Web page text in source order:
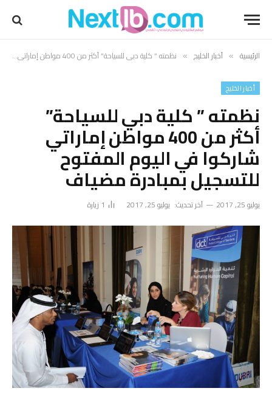
الرئيسية » أخبار الخليج » نظمته ” كلية دبي للسياحة” أكثر من 400 مواطن إماراتي شاركوا في اليوم المفتوح للتسجيل بمبادرة مضياف
أخبار الخليج
نظمته ” كلية دبي للسياحة”
أكثر من 400 مواطن إماراتي
شاركوا في اليوم المفتوح
للتسجيل بمبادرة مضياف
يوليو 25, 2017 آخر تحديث: يوليو 25, 2017 1 زيارة